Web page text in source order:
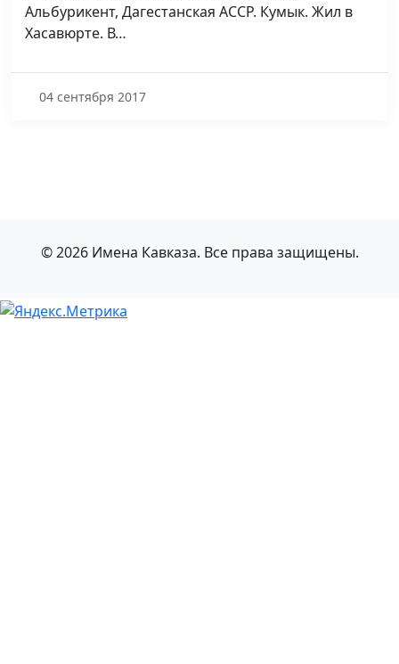
Альбурикент, Дагестанская АССР. Кумык. Жил в
Хасавюрте. В…
04 сентября 2017
© 2026 Имена Кавказа. Все права защищены.